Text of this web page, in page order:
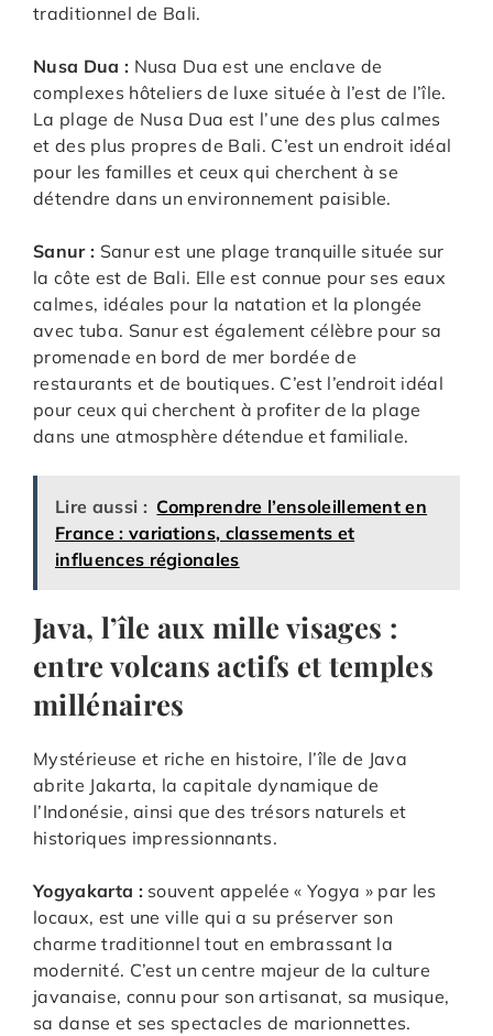
traditionnel de Bali.
Nusa Dua : Nusa Dua est une enclave de
complexes hôteliers de luxe située à l’est de l’île.
La plage de Nusa Dua est l’une des plus calmes
et des plus propres de Bali. C’est un endroit idéal
pour les familles et ceux qui cherchent à se
détendre dans un environnement paisible.
Sanur : Sanur est une plage tranquille située sur
la côte est de Bali. Elle est connue pour ses eaux
calmes, idéales pour la natation et la plongée
avec tuba. Sanur est également célèbre pour sa
promenade en bord de mer bordée de
restaurants et de boutiques. C’est l’endroit idéal
pour ceux qui cherchent à profiter de la plage
dans une atmosphère détendue et familiale.
Lire aussi : Comprendre l’ensoleillement en
France : variations, classements et
influences régionales
Java, l’île aux mille visages :
entre volcans actifs et temples
millénaires
Mystérieuse et riche en histoire, l’île de Java
abrite Jakarta, la capitale dynamique de
l’Indonésie, ainsi que des trésors naturels et
historiques impressionnants.
Yogyakarta : souvent appelée « Yogya » par les
locaux, est une ville qui a su préserver son
charme traditionnel tout en embrassant la
modernité. C’est un centre majeur de la culture
javanaise, connu pour son artisanat, sa musique,
sa danse et ses spectacles de marionnettes.